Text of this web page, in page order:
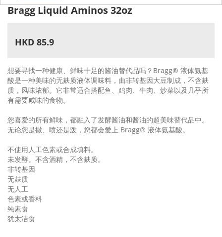
Bragg Liquid Aminos 32oz
HKD 85.9
想要寻找一种健康、鲜味十足的酱油替代品吗？Bragg® 液体氨基
酸是一种美味的无麸质液体调味料，由非转基因大豆制成，不含麸
质，风味浓郁。它非常适合搭配鱼、鸡肉、牛肉、炒菜以及几乎所
有需要咸味的食物。
您喜爱的所有鲜味，都融入了发酵酱油和酱油的超美味替代品中。
无论您是撒、喷还是泼，您都会爱上 Bragg® 液体氨基酸。
不使用人工色素或合成填料。
未发酵。不含酒精，不含麸质。
非转基因
无麸质
无人工
色素或香料
纯素食
犹太洁食